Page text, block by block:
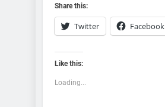
Share this:
Twitter Facebook
Like this:
Loading...